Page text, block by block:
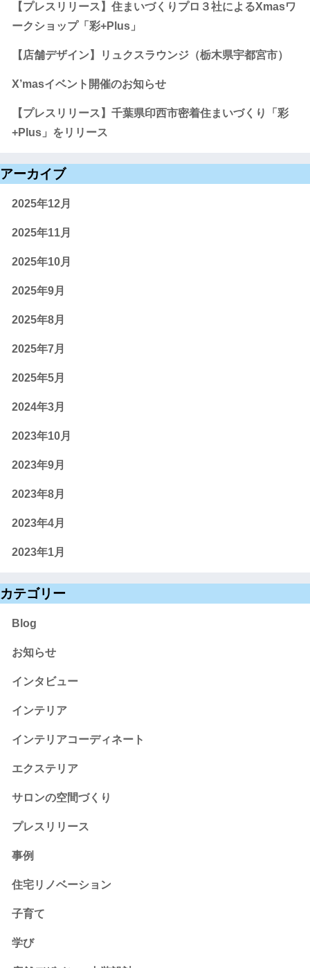
【プレスリリース】住まいづくりプロ３社によるXmasワ
ークショップ「彩+Plus」
【店舗デザイン】リュクスラウンジ（栃木県宇都宮市）
X’masイベント開催のお知らせ
【プレスリリース】千葉県印西市密着住まいづくり「彩
+Plus」をリリース
アーカイブ
2025年12月
2025年11月
2025年10月
2025年9月
2025年8月
2025年7月
2025年5月
2024年3月
2023年10月
2023年9月
2023年8月
2023年4月
2023年1月
カテゴリー
Blog
お知らせ
インタビュー
インテリア
インテリアコーディネート
エクステリア
サロンの空間づくり
プレスリリース
事例
住宅リノベーション
子育て
学び